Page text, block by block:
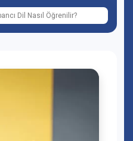
Dil Nasıl Öğrenilir?